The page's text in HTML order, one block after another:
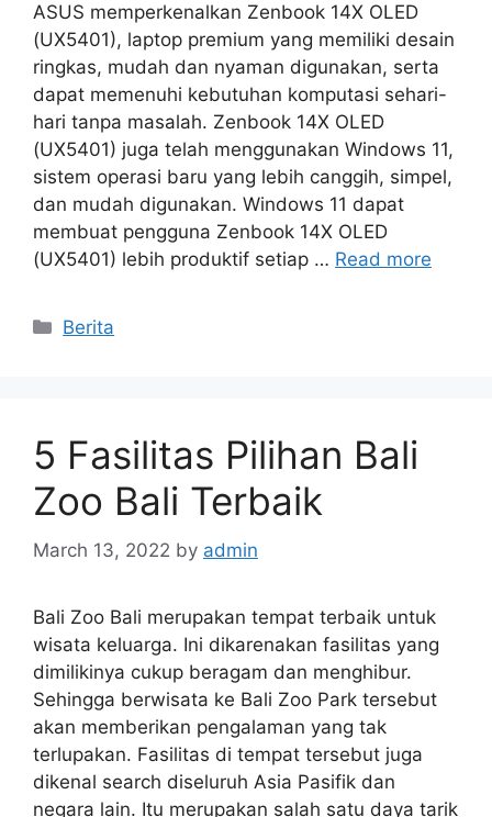
ASUS memperkenalkan Zenbook 14X OLED
(UX5401), laptop premium yang memiliki desain
ringkas, mudah dan nyaman digunakan, serta
dapat memenuhi kebutuhan komputasi sehari-
hari tanpa masalah. Zenbook 14X OLED
(UX5401) juga telah menggunakan Windows 11,
sistem operasi baru yang lebih canggih, simpel,
dan mudah digunakan. Windows 11 dapat
membuat pengguna Zenbook 14X OLED
(UX5401) lebih produktif setiap … Read more
Categories
Berita
5 Fasilitas Pilihan Bali
Zoo Bali Terbaik
March 13, 2022 by admin
Bali Zoo Bali merupakan tempat terbaik untuk
wisata keluarga. Ini dikarenakan fasilitas yang
dimilikinya cukup beragam dan menghibur.
Sehingga berwisata ke Bali Zoo Park tersebut
akan memberikan pengalaman yang tak
terlupakan. Fasilitas di tempat tersebut juga
dikenal search diseluruh Asia Pasifik dan
negara lain. Itu merupakan salah satu daya tarik